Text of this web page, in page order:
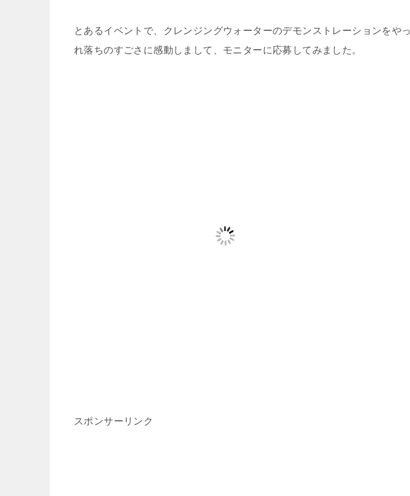
とあるイベントで、クレンジングウォーターのデモンストレーションをや
れ落ちのすごさに感動しまして、モニターに応募してみました。
スポンサーリンク